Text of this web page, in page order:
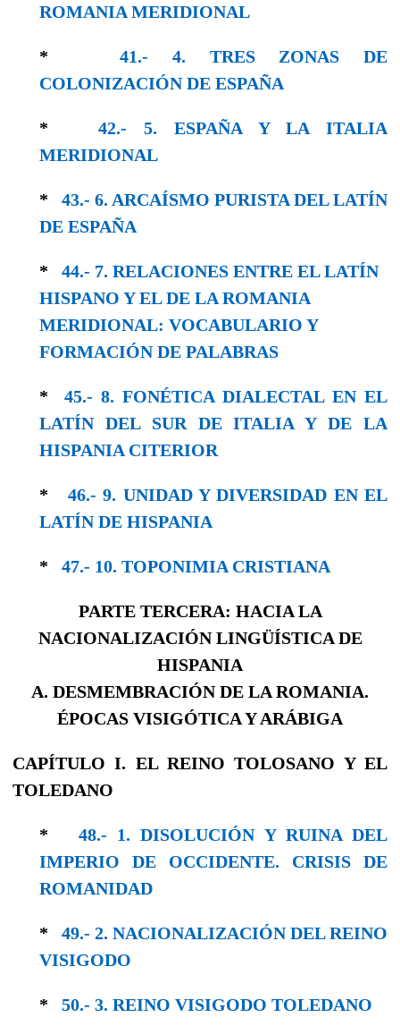
ROMANIA MERIDIONAL
*41.- 4. TRES ZONAS DE
COLONIZACIÓN DE ESPAÑA
*42.- 5. ESPAÑA Y LA ITALIA
MERIDIONAL
* 43.- 6. ARCAÍSMO PURISTA DEL LATÍN
DE ESPAÑA
* 44.- 7. RELACIONES ENTRE EL LATÍN
HISPA­NO Y EL DE LA ROMANIA
MERIDIONAL: VOCABULARIO Y
FORMACIÓN DE PALABRAS
* 45.- 8. FONÉTICA DIALECTAL EN EL
LATÍN DEL SUR DE ITALIA Y DE LA
HISPANIA CITERIOR
* 46.- 9. UNIDAD Y DIVERSIDAD EN EL
LA­TÍN DE HISPANIA
* 47.- 10. TOPONIMIA CRISTIANA
PARTE TERCERA: HACIA LA
NACIONALIZACIÓN LINGÜÍSTICA DE
HISPANIA
A. DESMEMBRACIÓN DE LA ROMANIA.
ÉPOCAS VISIGÓTICA Y ARÁBIGA
CAPÍTULO I. EL REINO TOLOSANO Y EL
TOLEDANO
* 48.- 1. DISOLUCIÓN Y RUINA DEL
IMPERIO DE OCCIDENTE. CRISIS DE
ROMANIDAD
* 49.- 2. NACIONALIZACIÓN DEL REINO
VISI­GODO
* 50.- 3. REINO VISIGODO TOLEDANO